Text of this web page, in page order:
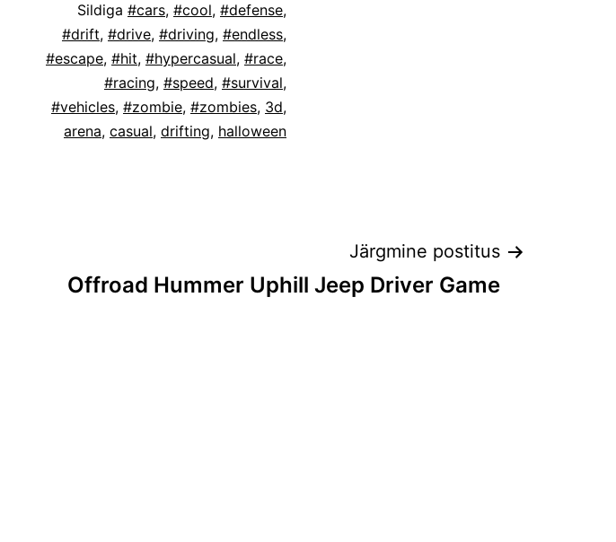
Sildiga #cars, #cool, #defense,
#drift, #drive, #driving, #endless,
#escape, #hit, #hypercasual, #race,
#racing, #speed, #survival,
#vehicles, #zombie, #zombies, 3d,
arena, casual, drifting, halloween
Järgmine postitus
Offroad Hummer Uphill Jeep Driver Game